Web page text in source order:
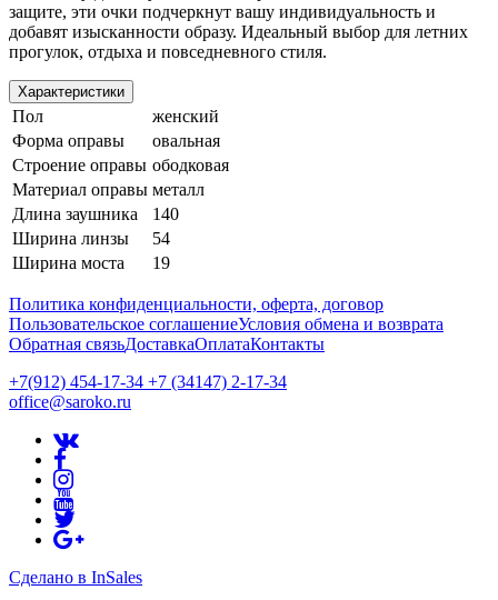
защите, эти очки подчеркнут вашу индивидуальность и
добавят изысканности образу. Идеальный выбор для летних
прогулок, отдыха и повседневного стиля.
Характеристики
Пол
женский
Форма оправы
овальная
Строение оправы ободковая
Материал оправы металл
Длина заушника
140
Ширина линзы
54
Ширина моста
19
Политика конфиденциальности, оферта, договор
Пользовательское соглашениеУсловия обмена и возврата
Обратная связьДоставкаОплатаКонтакты
+7(912) 454-17-34 +7 (34147) 2-17-34
office@saroko.ru
Сделано в InSales